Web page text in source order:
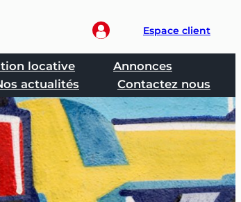
Espace client
locative
Annonces
actualités
Contactez nous